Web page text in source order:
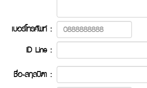
เบอร์โทรศัพท์ :
ID Line :
ชื่อ-สกุลบิดา :